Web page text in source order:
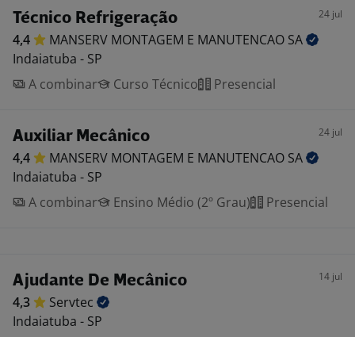
Técnico Refrigeração 24 jul
4,4 MANSERV MONTAGEM E MANUTENCAO SA
Indaiatuba - SP
A combinar
Curso Técnico Presencial
Auxiliar Mecânico 24 jul
4,4 MANSERV MONTAGEM E MANUTENCAO SA
Indaiatuba - SP
A combinar
Ensino Médio (2º Grau) Presencial
Ajudante De Mecânico 14 jul
4,3
Servtec
Indaiatuba - SP